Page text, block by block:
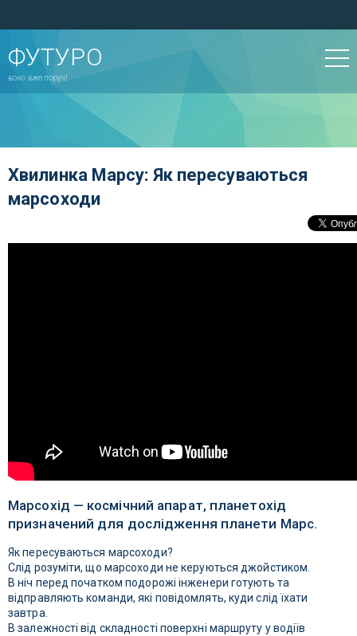
ФУТУРО
воно вже поруч!
Хвилинка Марсу: Як пересуваються
марсоходи
Марсохід — космічний апарат, планетохід
призначений для дослідження планети Марс.
Як пересуваються марсоходи?
Слід розуміти, що марсоходи не керуються джойстиком.
В ніч перед початком подорожі інженери готують та
відправляють команди, які повідомлять, куди слід їхати
завтра.
В залежності від складності поверхні маршруту у водіїв